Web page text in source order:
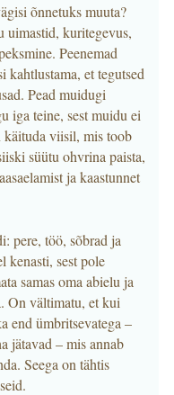
õnnetuks muuta?
uimastid, kuritegevus,
Peenemad
kahtlustama, et tegutsed
Pead muidugi
iga teine, sest muidu ei
käituda viisil, mis toob
süütu ohvrina paista,
ja kaastunnet
pere, töö, sõbrad ja
kenasti, sest pole
samas oma abielu ja
On vältimatu, et kui
end ümbritsevatega –
jätavad – mis annab
Seega on tähtis